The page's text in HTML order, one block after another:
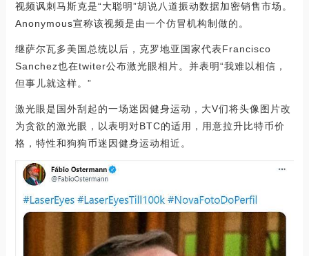
视频讽刺马斯克是“大聪明”胡说八道振动数据加密销售市场。
Anonymous宣称该视频是由一个仿冒机构制做的。
继萨尔瓦多美国总统以后，克罗地亚国家代表Francisco
Sanchez也在twiter公布激光眼相片。并表明“我难以相信，
但事儿就这样。”
激光眼是国外刮起的一场迷因健身运动，大V们将头像图片改
为贪欲的激光眼，以表明对BTC的适用，用意拉升比特币价
格，特性和狗狗币迷因健身运动相近。